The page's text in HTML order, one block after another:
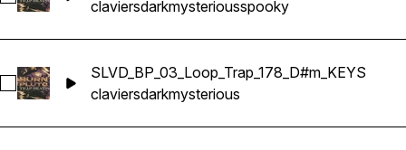
claviersdarkmysteriousspooky
Sélectionnez SLVD_BP_03_Loop_Trap_178_D#m_KEYS
SLVD_BP_03_Loop_Trap_178_D#m_KEYS
claviersdarkmysterious